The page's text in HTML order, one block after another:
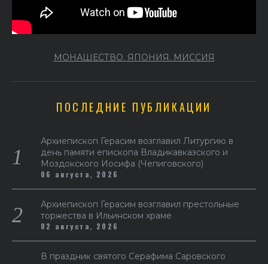
МОНАШЕСТВО. ЯПОНИЯ. МИССИЯ
ПОСЛЕДНИЕ ПУБЛИКАЦИИ
Архиепископ Герасим возглавил Литургию в
день памяти епископа Владикавказского и
Моздокского Иосифа (Чепиговского)
06 августа, 2026
Архиепископ Герасим возглавил престольные
торжества в Ильинском храме
02 августа, 2026
В праздник святого Серафима Саровского